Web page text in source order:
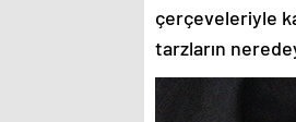
çerçeveleriyle
tarzların